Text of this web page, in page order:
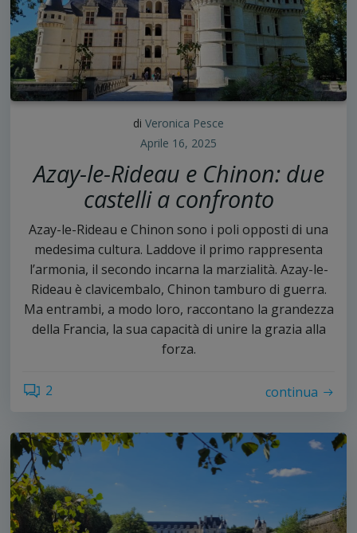
di Veronica Pesce
Aprile 16, 2025
Azay-le-Rideau e Chinon: due
castelli a confronto
Azay-le-Rideau e Chinon sono i poli opposti di una
medesima cultura. Laddove il primo rappresenta
l’armonia, il secondo incarna la marzialità. Azay-le-
Rideau è clavicembalo, Chinon tamburo di guerra.
Ma entrambi, a modo loro, raccontano la grandezza
della Francia, la sua capacità di unire la grazia alla
forza.
2 continua